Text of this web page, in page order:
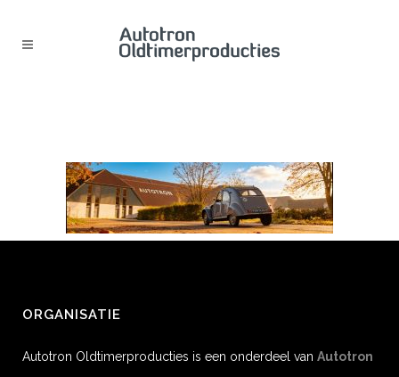
ORGANISATIE
Autotron Oldtimerproducties is een onderdeel van Autotron